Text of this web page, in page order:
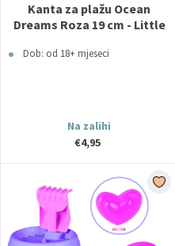
Kanta za plažu Ocean
Dreams Roza 19 cm - Little
Dob: od 18+ mjeseci
Na zalihi
€4,95